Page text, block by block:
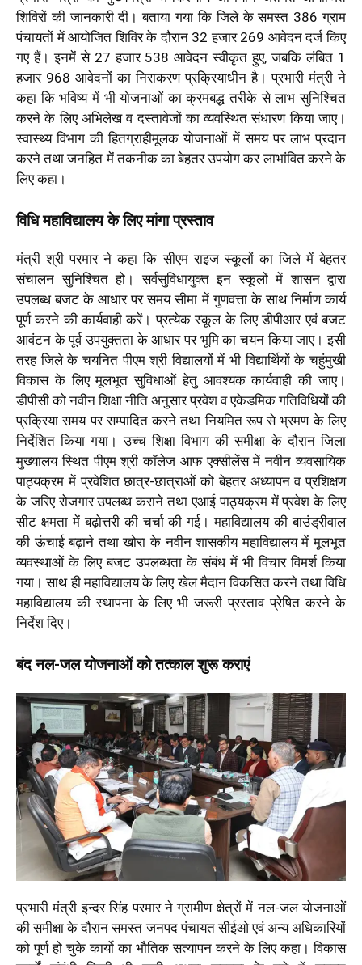
शिविरों की जानकारी दी। बताया गया कि जिले के समस्त 386 ग्राम
पंचायतों में आयोजित शिविर के दौरान 32 हजार 269 आवेदन दर्ज किए
गए हैं। इनमें से 27 हजार 538 आवेदन स्वीकृत हुए, जबकि लंबित 1
हजार 968 आवेदनों का निराकरण प्रक्रियाधीन है। प्रभारी मंत्री ने
कहा कि भविष्य में भी योजनाओं का क्रमबद्ध तरीके से लाभ सुनिश्चित
करने के लिए अभिलेख व दस्तावेजों का व्यवस्थित संधारण किया जाए।
स्वास्थ्य विभाग की हितग्राहीमूलक योजनाओं में समय पर लाभ प्रदान
करने तथा जनहित में तकनीक का बेहतर उपयोग कर लाभांवित करने के
लिए कहा।
विधि महाविद्यालय के लिए मांगा प्रस्ताव
मंत्री श्री परमार ने कहा कि सीएम राइज स्कूलों का जिले में बेहतर
संचालन सुनिश्चित हो। सर्वसुविधायुक्त इन स्कूलों में शासन द्वारा
उपलब्ध बजट के आधार पर समय सीमा में गुणवत्ता के साथ निर्माण कार्य
पूर्ण करने की कार्यवाही करें। प्रत्येक स्कूल के लिए डीपीआर एवं बजट
आवंटन के पूर्व उपयुक्तता के आधार पर भूमि का चयन किया जाए। इसी
तरह जिले के चयनित पीएम श्री विद्यालयों में भी विद्यार्थियों के चहुंमुखी
विकास के लिए मूलभूत सुविधाओं हेतु आवश्यक कार्यवाही की जाए।
डीपीसी को नवीन शिक्षा नीति अनुसार प्रवेश व एकेडमिक गतिविधियों की
प्रक्रिया समय पर सम्पादित करने तथा नियमित रूप से भ्रमण के लिए
निर्देशित किया गया। उच्च शिक्षा विभाग की समीक्षा के दौरान जिला
मुख्यालय स्थित पीएम श्री कॉलेज आफ एक्सीलेंस में नवीन व्यवसायिक
पाठ्यक्रम में प्रवेशित छात्र-छात्राओं को बेहतर अध्यापन व प्रशिक्षण
के जरिए रोजगार उपलब्ध कराने तथा एआई पाठ्यक्रम में प्रवेश के लिए
सीट क्षमता में बढ़ोत्तरी की चर्चा की गई। महाविद्यालय की बाउंड्रीवाल
की ऊंचाई बढ़ाने तथा खोरा के नवीन शासकीय महाविद्यालय में मूलभूत
व्यवस्थाओं के लिए बजट उपलब्धता के संबंध में भी विचार विमर्श किया
गया। साथ ही महाविद्यालय के लिए खेल मैदान विकसित करने तथा विधि
महाविद्यालय की स्थापना के लिए भी जरूरी प्रस्ताव प्रेषित करने के
निर्देश दिए।
बंद नल-जल योजनाओं को तत्काल शुरू कराएं
प्रभारी मंत्री इन्दर सिंह परमार ने ग्रामीण क्षेत्रों में नल-जल योजनाओं
की समीक्षा के दौरान समस्त जनपद पंचायत सीईओ एवं अन्य अधिकारियों
को पूर्ण हो चुके कार्यो का भौतिक सत्यापन करने के लिए कहा। विकास